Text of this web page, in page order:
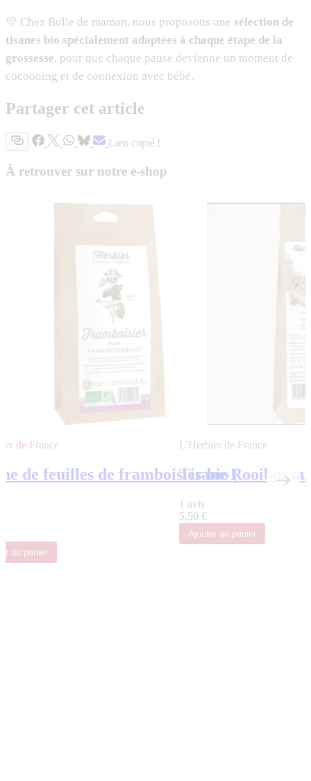
💛 Chez Bulle de maman, nous proposons une sélection de
tisanes bio spécialement adaptées à chaque étape de la
grossesse, pour que chaque pause devienne un moment de
cocooning et de connexion avec bébé.
Partager cet article
Lien copié !
À retrouver sur notre e-shop
de France
de feuilles de framboisier bio |
au panier
L'Herbier de France
Tisane Rooibos
1 avis
5,50 €
Ajouter au panier